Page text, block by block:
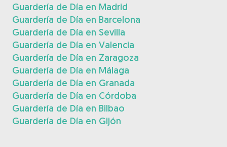
Guardería de Día en Madrid
Guardería de Día en Barcelona
Guardería de Día en Sevilla
Guardería de Día en Valencia
Guardería de Día en Zaragoza
Guardería de Día en Málaga
Guardería de Día en Granada
Guardería de Día en Córdoba
Guardería de Día en Bilbao
Guardería de Día en Gijón